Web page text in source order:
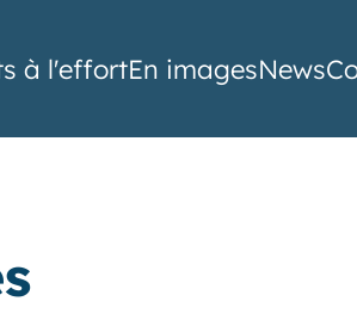
à l'effortEn imagesNews